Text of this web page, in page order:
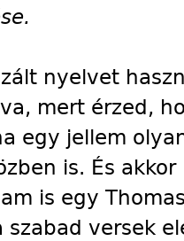
nyelvet
mert érzed,
egy jellem
is. És
is egy
szabad versek